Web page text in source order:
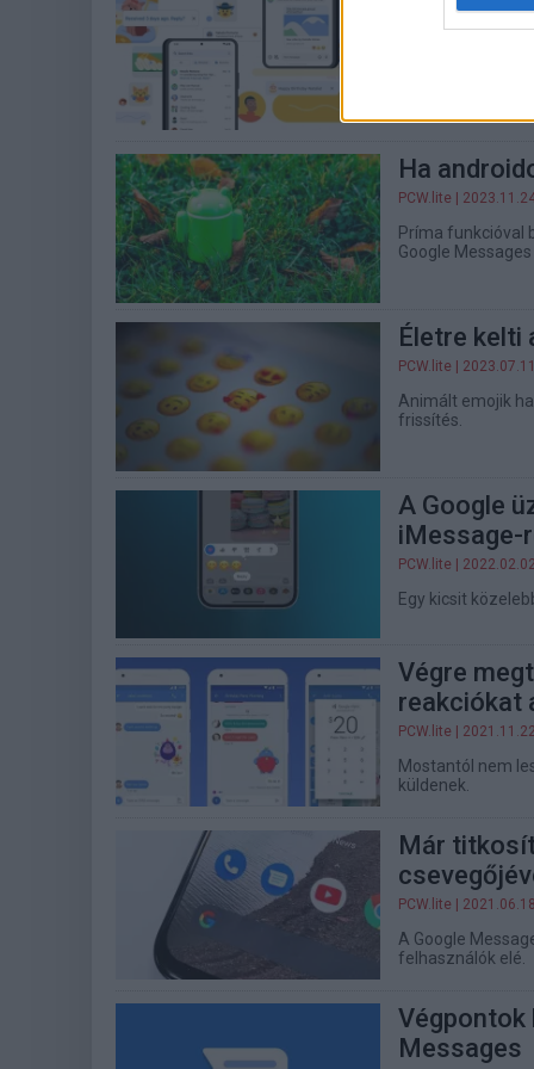
aminek
Az iMessage és
Ha
PCW.lite |
Príma funkcióval
Google
Életre kelti
PCW.lite |
Animált emojik
frissítés.
A Google
iMessage-
PCW.lite |
Egy kicsit
Végre
reakciókat
PCW.lite |
Mostantól nem
küldenek.
Már
PCW.lite |
A Google
felhasználók elé.
Messages